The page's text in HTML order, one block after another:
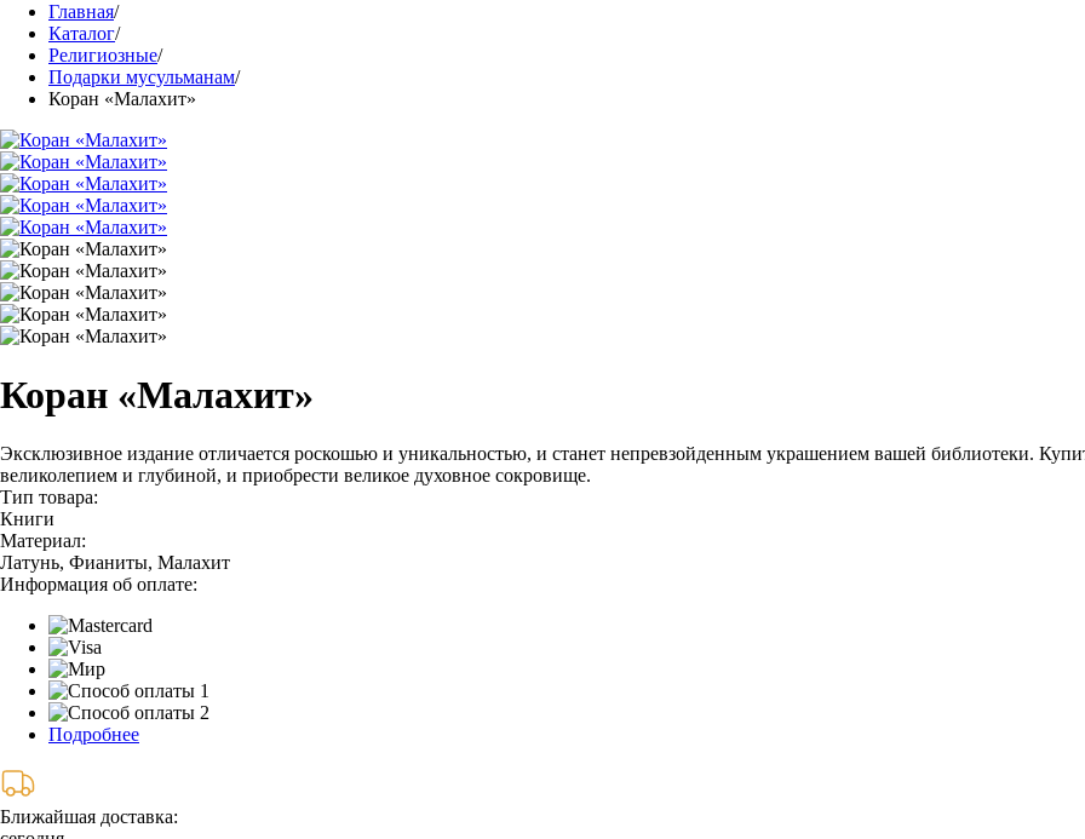
Главная/
Каталог/
Религиозные/
Подарки мусульманам/
Коран «Малахит»
Коран «Малахит»
Эксклюзивное издание отличается роскошью и уникальностью, и станет непревзойденным украшением вашей библиотеки.
великолепием и глубиной, и приобрести великое духовное сокровище.
Тип товара:
Книги
Материал:
Латунь, Фианиты, Малахит
Информация об оплате:
Подробнее
Ближайшая доставка: